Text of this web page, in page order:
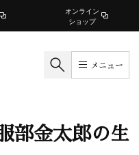
オンライン
ショップ
メニュー
部金太郎の生